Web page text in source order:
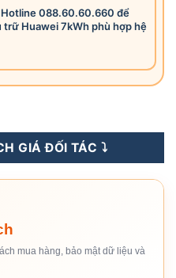
Hotline 088.60.60.660 để
Huawei 7kWh phù hợp hệ
Điện Lithium Huawei 7kWh số
GIÁ ĐỐI TÁC ⤵️
mua hàng, bảo mật dữ liệu và